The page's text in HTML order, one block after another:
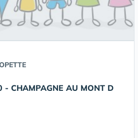
- CHAMPAGNE AU MONT D